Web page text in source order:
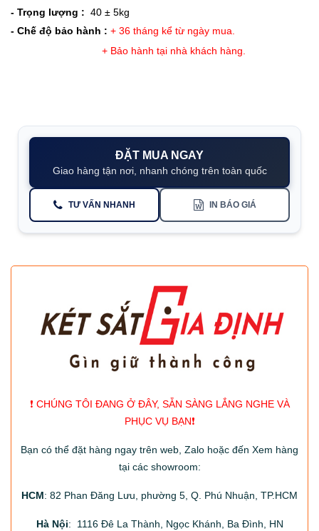
- Trọng lượng : 40 ± 5kg
- Chế độ bảo hành : + 36 tháng kể từ ngày mua.
+ Bảo hành tại nhà khách hàng.
ĐẶT MUA NGAY
Giao hàng tận nơi, nhanh chóng trên toàn quốc
TƯ VẤN NHANH IN BÁO GIÁ
❗️ CHÚNG TÔI ĐANG Ở ĐÂY, SẴN SÀNG LẮNG NGHE VÀ
PHỤC VỤ BẠN❗️
Bạn có thể đặt hàng ngay trên web, Zalo hoặc đến Xem hàng
tại các showroom:
HCM: 82 Phan Đăng Lưu, phường 5, Q. Phú Nhuận, TP.HCM
Hà Nội: 1116 Đê La Thành, Ngọc Khánh, Ba Đình, HN